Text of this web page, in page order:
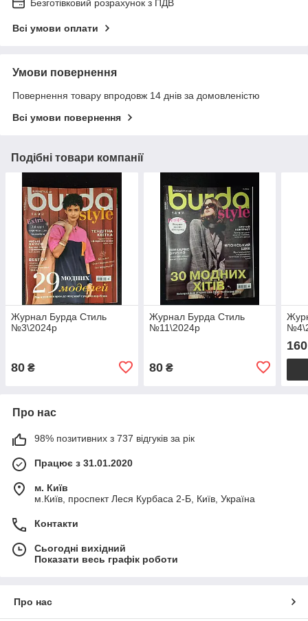
Безготівковий розрахунок з ПДВ
Всі умови оплати
Умови повернення
Повернення товару впродовж 14 днів за домовленістю
Всі умови повернення
Подібні товари компанії
Журнал Бурда Стиль
№3\2024р
80 ₴
Журнал Бурда Стиль
№11\2024р
80₴
160
Про нас
98% позитивних з 737 відгуків за рік
Працює з 31.01.2020
м. Київ
м.Київ, проспект Леся Курбаса 2-Б, Київ, Україна
Контакти
Сьогодні вихідний
Показати весь графік роботи
Про нас